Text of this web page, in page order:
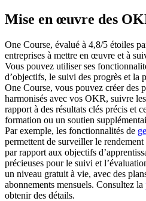
Mise en œuvre des
One Course, évalué à 4,8/5 étoiles
entreprises à mettre en œuvre et à
Vous pouvez utiliser ses
d’objectifs, le suivi des progrès et la
One Course, vous pouvez créer des
harmonisés avec vos OKR, suivre
rapport à des résultats clés précis et
formation ou un soutien
Par exemple, les fonctionnalités de
permettent de surveiller le
par rapport aux objectifs
précieuses pour le suivi et
un niveau gratuit à vie, avec des
abonnements mensuels. Consultez la
obtenir des détails.